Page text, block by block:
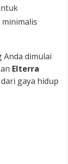
dimulai
Elterra
gaya hidup